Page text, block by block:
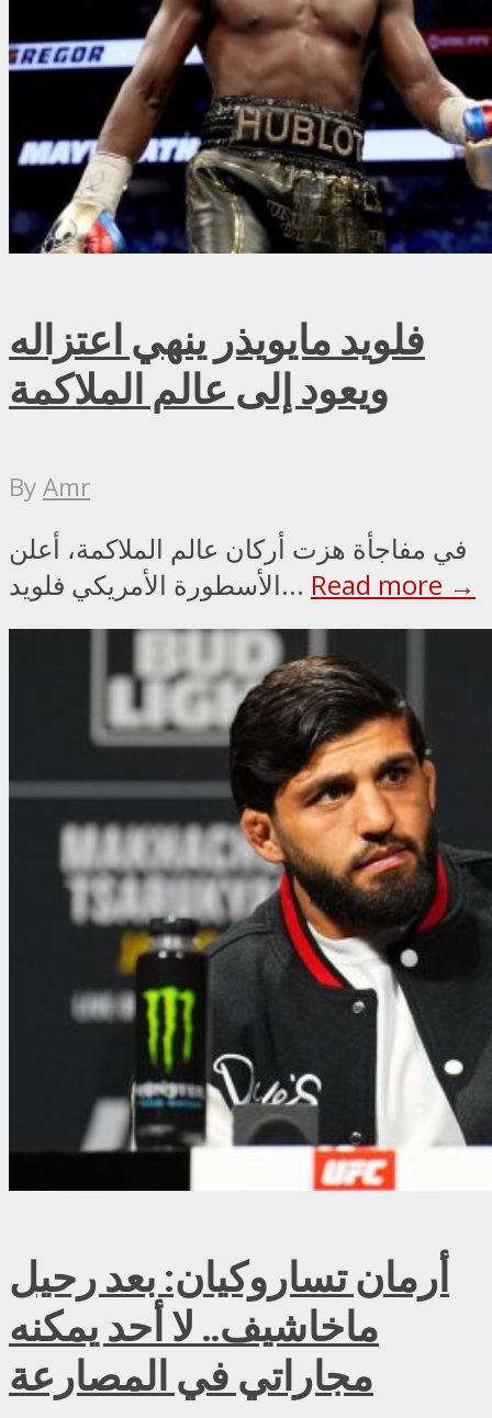
فلويد مايويذر ينهي اعتزاله
ويعود إلى عالم الملاكمة
ByAmr
في مفاجأة هزت أركان عالم الملاكمة، أعلن
الأسطورة الأمريكي فلويد... Read more →
أرمان تساروكيان: بعد رحيل
ماخاشيف.. لا أحد يمكنه
مجاراتي في المصارعة